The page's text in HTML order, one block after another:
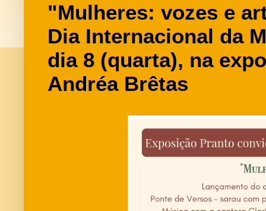
"Mulheres: vozes e
Dia Internacional da
dia 8 (quarta), na
Andréa Brêtas